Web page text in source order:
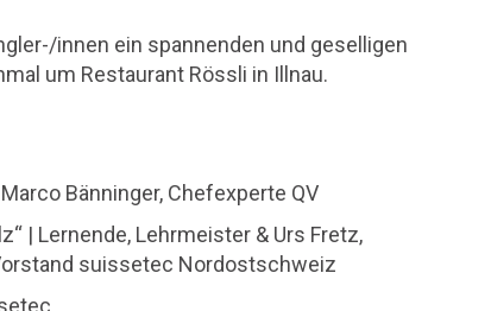
innen ein spannenden und geselligen
um Restaurant Rössli in Illnau.
Bänninger, Chefexperte QV
| Lernende, Lehrmeister & Urs Fretz,
suissetec Nordostschweiz